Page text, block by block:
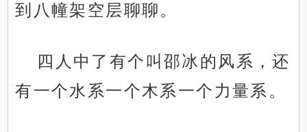
到八幢架空层聊聊。
四人中了有个叫邵冰的风系，还
有一个水系一个木系一个力量系。